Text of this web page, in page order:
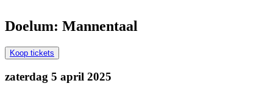
Doelum: Mannentaal
Koop tickets
zaterdag 5 april 2025